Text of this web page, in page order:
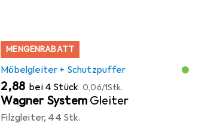
MENGENRABATT
Möbelgleiter + Schutzpuffer
EUR
2,88 bei 4 Stück EUR
0,06/1Stk.
Wagner System Gleiter
Filzgleiter, 44 Stk.